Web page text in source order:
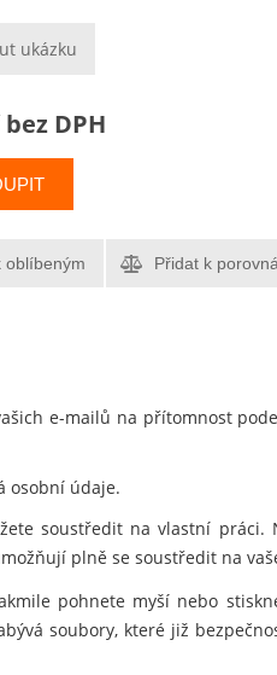
ukázku
bez DPH
oblíbeným Přidat k
e-mailů na přítomnost
osobní údaje.
soustředit na vlastní práci.
plně se soustředit na
pohnete myší nebo
soubory, které již